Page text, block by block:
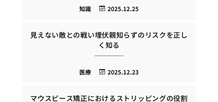
2025.12.25
知識
見えない敵との戦い埋伏親知らずのリスクを正し
く知る
2025.12.23
医療
マウスピース矯正におけるストリッピングの役割